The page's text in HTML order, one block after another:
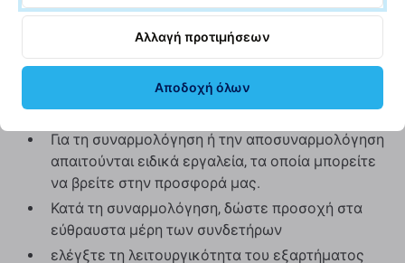
περισσότερα σχετικά με την ποιότητα, διαβάστε το
ιστολόγιό μας όπου εστιάζουμε στην ποιότητα με
περισσότερες λεπτομέρειες.
Συναρμολόγηση και συμβουλές:
Για τη συναρμολόγηση ή την αποσυναρμολόγηση
απαιτούνται ειδικά εργαλεία, τα οποία μπορείτε
να βρείτε στην προσφορά μας.
Κατά τη συναρμολόγηση, δώστε προσοχή στα
εύθραυστα μέρη των συνδετήρων
ελέγξτε τη λειτουργικότητα του εξαρτήματος
Αλλαγή προτιμήσεων
Αποδοχή όλων